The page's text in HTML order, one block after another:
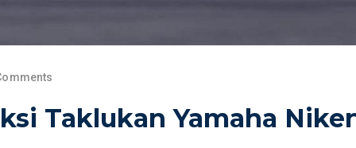
Taklukan Yamaha